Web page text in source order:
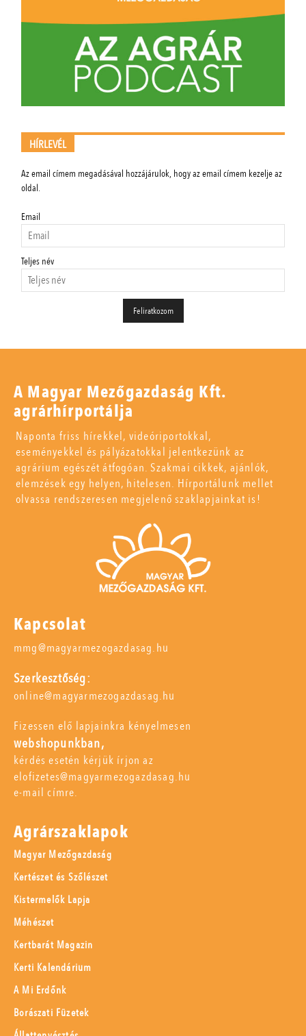
HÍRLEVÉL
Az email címem megadásával hozzájárulok, hogy az email címem kezelje az
oldal.
Email
Teljes név
A Magyar Mezőgazdaság Kft.
agrárhírportálja
Naponta friss hírekkel, videóriportokkal,
eseményekkel és pályázatokkal jelentkezünk az
agrárium egészét átfogóan. Szakmai cikkek, ajánlók,
elemzések egy helyen, hitelesen. Hírportálunk mellet
olvassa rendszeresen megjelenő szaklapjainkat is!
Kapcsolat
mmg@magyarmezogazdasag.hu
Szerkesztőség:
online@magyarmezogazdasag.hu
Fizessen elő lapjainkra kényelmesen
webshopunkban,
kérdés esetén kérjük írjon az
elofizetes@magyarmezogazdasag.hu
e-mail címre.
Agrárszaklapok
Magyar Mezőgazdaság
Kertészet és Szőlészet
Kistermelők Lapja
Méhészet
Kertbarát Magazin
Kerti Kalendárium
A Mi Erdőnk
Borászati Füzetek